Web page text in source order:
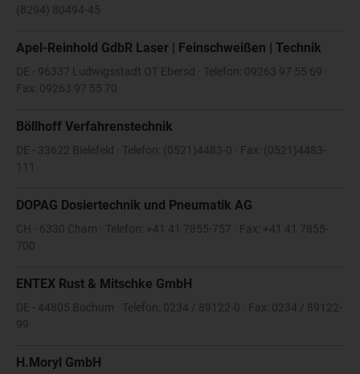
(8294) 80494-45
Apel-Reinhold GdbR Laser | Feinschweißen | Technik
DE - 96337 Ludwigsstadt OT Ebersd · Telefon: 09263 97 55 69 ·
Fax: 09263 97 55 70
Böllhoff Verfahrenstechnik
DE - 33622 Bielefeld · Telefon: (0521)4483-0 · Fax: (0521)4483-
111
DOPAG Dosiertechnik und Pneumatik AG
CH - 6330 Cham · Telefon: +41 41 7855-757 · Fax: +41 41 7855-
700
ENTEX Rust & Mitschke GmbH
DE - 44805 Bochum · Telefon: 0234 / 89122-0 · Fax: 0234 / 89122-
99
H.Moryl GmbH